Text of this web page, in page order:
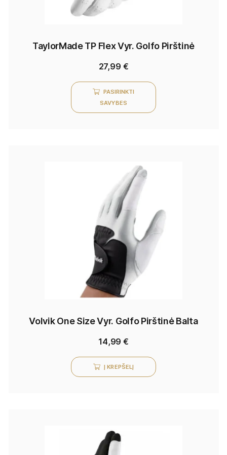
TaylorMade TP Flex Vyr. Golfo Pirštinė
27,99 €
PASIRINKTI
SAVYBES
Volvik One Size Vyr. Golfo Pirštinė Balta
14,99€
Į KREPŠELĮ